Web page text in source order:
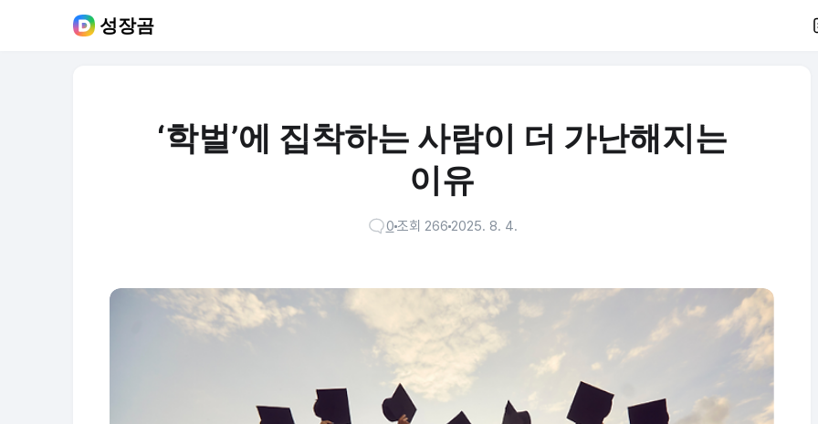
성장곰
‘학벌’에 집착하는 사람이 더 가난해지는
이유
0조회 2662025. 8. 4.